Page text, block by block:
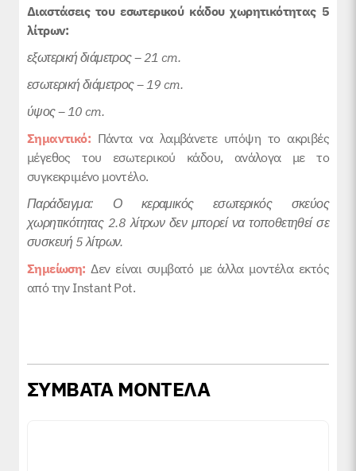
Διαστάσεις του εσωτερικού κάδου χωρητικότητας 5
λίτρων:
εξωτερική διάμετρος – 21 cm.
εσωτερική διάμετρος – 19 cm.
ύψος – 10 cm.
Σημαντικό: Πάντα να λαμβάνετε υπόψη το ακριβές
μέγεθος του εσωτερικού κάδου, ανάλογα με το
συγκεκριμένο μοντέλο.
Παράδειγμα: Ο κεραμικός εσωτερικός σκεύος
χωρητικότητας 2.8 λίτρων δεν μπορεί να τοποθετηθεί σε
συσκευή 5 λίτρων.
Σημείωση:Δεν είναι συμβατό με άλλα μοντέλα εκτός
από την Instant Pot.
ΣΥΜΒΑΤΑ ΜΟΝΤΕΛΑ